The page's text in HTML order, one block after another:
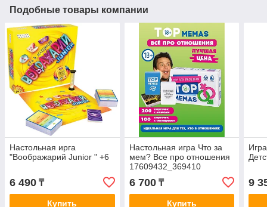
Подобные товары компании
Настольная ирга
"Воображарий Junior " +6
6 490 ₸
Купить
Настольная игра Что за
мем? Все про отношения
17609432_369410
6 700₸
Купить
9